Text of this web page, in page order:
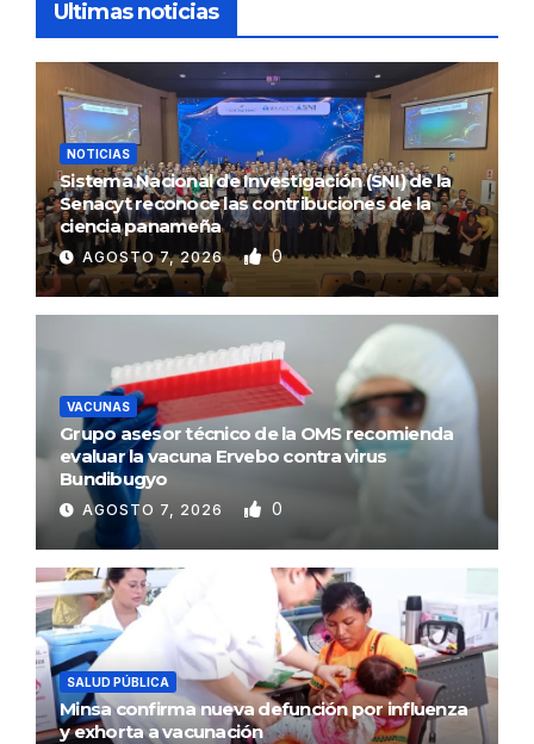
Ultimas noticias
NOTICIAS
Sistema Nacional de Investigación (SNI) de la
Senacyt reconoce las contribuciones de la
ciencia panameña
AGOSTO 7, 2026 0
VACUNAS
Grupo asesor técnico de la OMS recomienda
evaluar la vacuna Ervebo contra virus
Bundibugyo
AGOSTO 7, 2026 0
SALUD PÚBLICA
Minsa confirma nueva defunción por influenza
y exhorta a vacunación